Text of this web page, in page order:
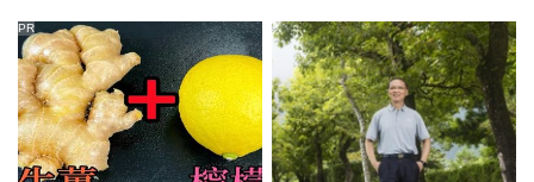
金，洗錢手法曝光…慈濟回
應了
PR